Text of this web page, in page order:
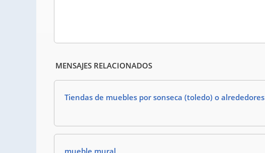
MENSAJES RELACIONADOS
Tiendas de muebles por sonseca (toledo) o alrededores
mueble mural